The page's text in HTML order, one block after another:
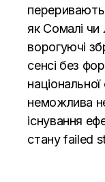
як Сомалі чи
ворогуючі
сенсі без
неможлива
існування
стану failed